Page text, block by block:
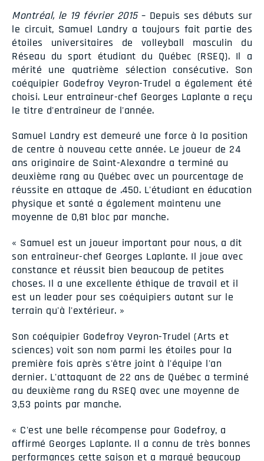
Montréal, le 19 février 2015– Depuis ses débuts sur
le circuit, Samuel Landry a toujours fait partie des
étoiles universitaires de volleyball masculin du
Réseau du sport étudiant du Québec (RSEQ). Il a
mérité une quatrième sélection consécutive. Son
coéquipier Godefroy Veyron-Trudel a également été
choisi. Leur entraîneur-chef Georges Laplante a reçu
le titre d'entraîneur de l'année.
Samuel Landry est demeuré une force à la position
de centre à nouveau cette année. Le joueur de 24
ans originaire de Saint-Alexandre a terminé au
deuxième rang au Québec avec un pourcentage de
réussite en attaque de .450. L'étudiant en éducation
physique et santé a également maintenu une
moyenne de 0,81 bloc par manche.
« Samuel est un joueur important pour nous, a dit
son entraîneur-chef Georges Laplante. Il joue avec
constance et réussit bien beaucoup de petites
choses. Il a une excellente éthique de travail et il
est un leader pour ses coéquipiers autant sur le
terrain qu'à l'extérieur. »
Son coéquipier Godefroy Veyron-Trudel (Arts et
sciences) voit son nom parmi les étoiles pour la
première fois après s'être joint à l'équipe l'an
dernier. L'attaquant de 22 ans de Québec a terminé
au deuxième rang du RSEQ avec une moyenne de
3,53 points par manche.
« C'est une belle récompense pour Godefroy, a
affirmé Georges Laplante. Il a connu de très bonnes
performances cette saison et a marqué beaucoup